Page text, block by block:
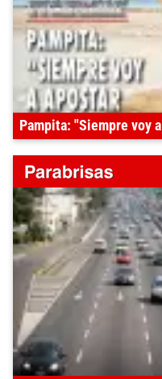
Pampita: "Siempre voy